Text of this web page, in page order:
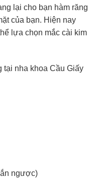
lại cho bạn hàm răng
của bạn. Hiện nay
lựa chọn mắc cài kim
nha khoa Cầu Giấy
ngược)